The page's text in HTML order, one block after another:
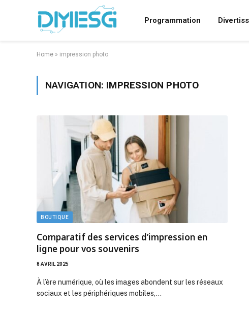
Programmation
Home » impression photo
NAVIGATION: IMPRESSION PHOTO
BOUTIQUE
Comparatif des services d’impression en
ligne pour vos souvenirs
8 AVRIL 2025
À l’ère numérique, où les images abondent sur les réseaux
sociaux et les périphériques mobiles,…